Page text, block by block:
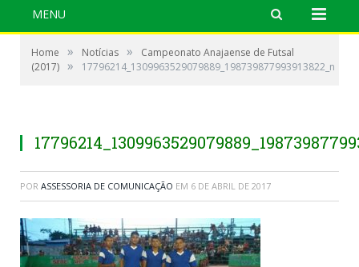
MENU
Home » Notícias »
Campeonato Anajaense de Futsal
(2017) » 17796214_1309963529079889_198739877993913822_n
POR ASSESSORIA DE COMUNICAÇÃO EM 6 DE ABRIL DE 2017